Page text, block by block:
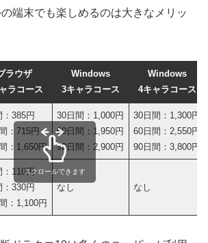
端末でも楽しめるのは大きなメリッ
ラウザ
ラコース
Windows
3キャラコース
Windows
4キャラコース
：385円
：715円
：1,650円
30日間：1,000円
60日間：1,950円
90日間：2,900円
30日間：1,300円
60日間：2,550円
90日間：3,800円
：110円
：330円
：1,100円
なし なし
スクロールできます